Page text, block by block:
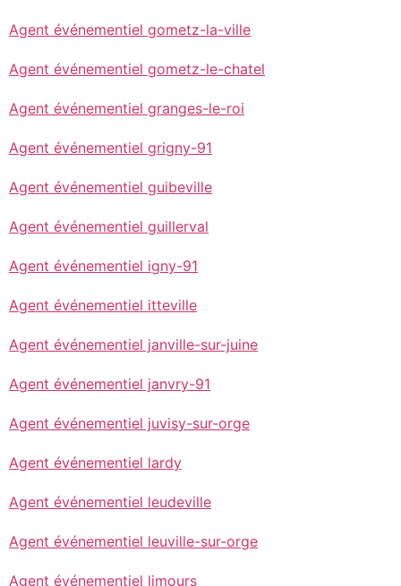
Agent événementiel gometz-la-ville
Agent événementiel gometz-le-chatel
Agent événementiel granges-le-roi
Agent événementiel grigny-91
Agent événementiel guibeville
Agent événementiel guillerval
Agent événementiel igny-91
Agent événementiel itteville
Agent événementiel janville-sur-juine
Agent événementiel janvry-91
Agent événementiel juvisy-sur-orge
Agent événementiel lardy
Agent événementiel leudeville
Agent événementiel leuville-sur-orge
Agent événementiel limours